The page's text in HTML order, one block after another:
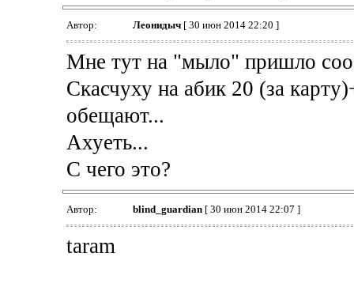
Автор: Леонидыч[ 30 июн 2014 22:20 ]
Мне тут на "мыло" пришло
Скасчуху на абик 20 (за
обещают...
Ахуеть...
С чего это?
Автор: blind_guardian[ 30 июн 2014 22:07 ]
taram